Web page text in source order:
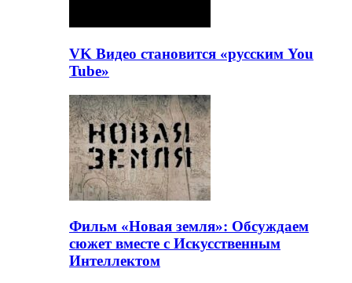
VK Видео становится «русским You
Tube»
Фильм «Новая земля»: Обсуждаем
сюжет вместе с Искусственным
Интеллектом